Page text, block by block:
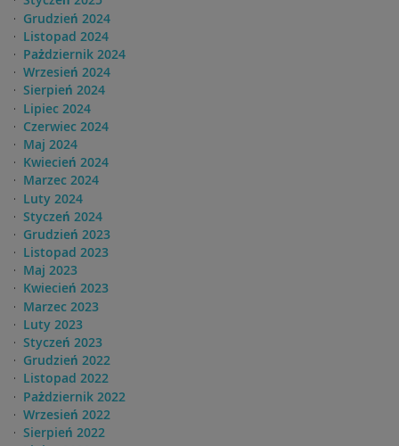
Grudzień 2024
Listopad 2024
Pażdziernik 2024
Wrzesień 2024
Sierpień 2024
Lipiec 2024
Czerwiec 2024
Maj 2024
Kwiecień 2024
Marzec 2024
Luty 2024
Styczeń 2024
Grudzień 2023
Listopad 2023
Maj 2023
Kwiecień 2023
Marzec 2023
Luty 2023
Styczeń 2023
Grudzień 2022
Listopad 2022
Pażdziernik 2022
Wrzesień 2022
Sierpień 2022